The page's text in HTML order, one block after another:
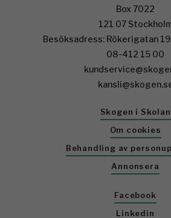
Box 7022
121 07
Besöksadress: Rökerigatan
08-412 15 00
Skogen i Skolan
Om cookies
Behandling av
Annonsera
Facebook
Linkedin